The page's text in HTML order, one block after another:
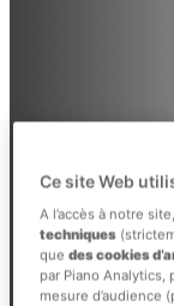
Ce site Web
A l’accès à notre
techniques
quedes cookies
par Piano
mesure d’audience